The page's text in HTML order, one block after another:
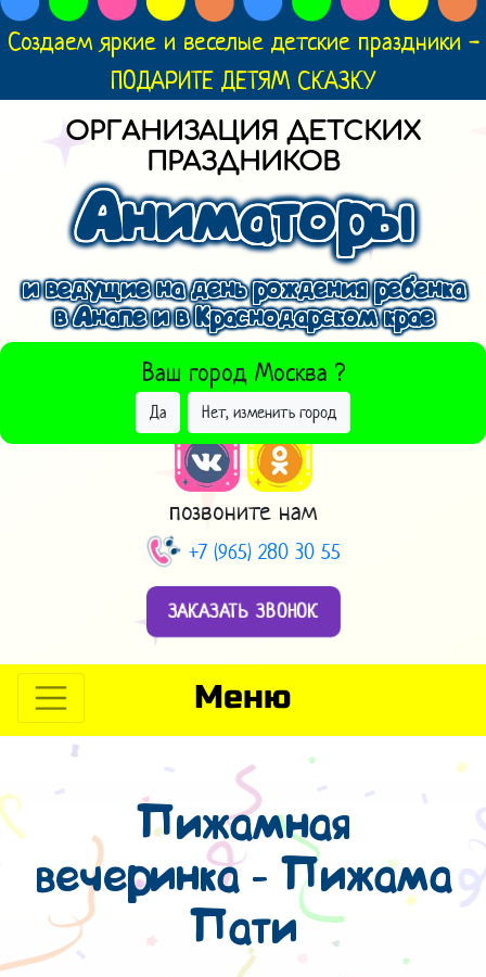
Создаем яркие и веселые детские праздники -
ПОДАРИТЕ ДЕТЯМ СКАЗКУ
ОРГАНИЗАЦИЯ ДЕТСКИХ
ПРАЗДНИКОВ
Аниматоры
и ведущие на день рождения ребенка
в Анапе и в Краснодарском крае
Ваш город Москва ?
Да Нет, изменить город
ВЫБРАТЬ ДРУГОЙ ГОРОД
позвоните нам
+7 (965) 280 30 55
ЗАКАЗАТЬ ЗВОНОК
Меню
Пижамная
вечеринка - Пижама
Пати